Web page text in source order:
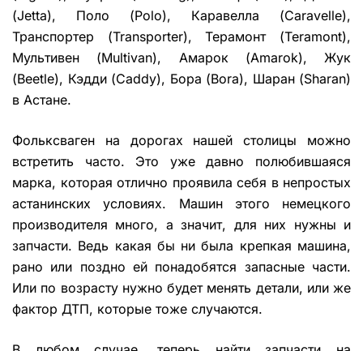
(Jetta), Поло (Polo), Каравелла (Caravelle),
Транспортер (Transporter), Терамонт (Teramont),
Мультивен (Multivan), Амарок (Amarok), Жук
(Beetle), Кэдди (Caddy), Бора (Bora), Шаран (Sharan)
в Астане.
Фольксваген на дорогах нашей столицы можно
встретить часто. Это уже давно полюбившаяся
марка, которая отлично проявила себя в непростых
астанинских условиях. Машин этого немецкого
производителя много, а значит, для них нужны и
запчасти. Ведь какая бы ни была крепкая машина,
рано или поздно ей понадобятся запасные части.
Или по возрасту нужно будет менять детали, или же
фактор ДТП, которые тоже случаются.